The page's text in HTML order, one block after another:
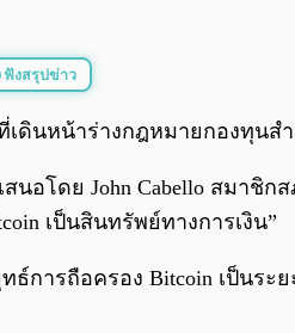
ฟังสรุปข่าว
ดินหน้าร่างกฎหมายกองทุนสำ
สนอโดย John Cabello สมาชิ
เป็นสินทรัพย์ทางการเงิน”
ารถือครอง Bitcoin เป็นระ